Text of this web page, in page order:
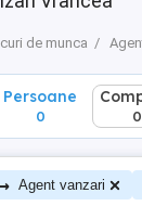
de munca
Persoane
0 0
Agent vanzari